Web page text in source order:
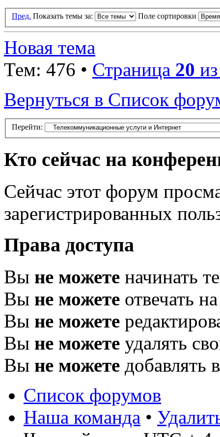
Пред. Показать темы за: Поле сортировки
Новая тема
Тем: 476 • Страница 20
Вернуться в Список
Перейти:
Кто сейчас на
Сейчас этот форум
зарегистрированных
Права доступа
Вы не можете начинать
Вы не можете отвечать
Вы не можете
Вы не можете удалять
Вы не можете добавлять
Список форумов
Наша команда •